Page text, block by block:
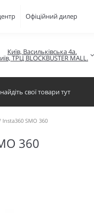
Офіційний дилер
Київ, Васильківська 4а.
ТРЦ BLOCKBUSTER MALL.
Insta360 SMO 360
360